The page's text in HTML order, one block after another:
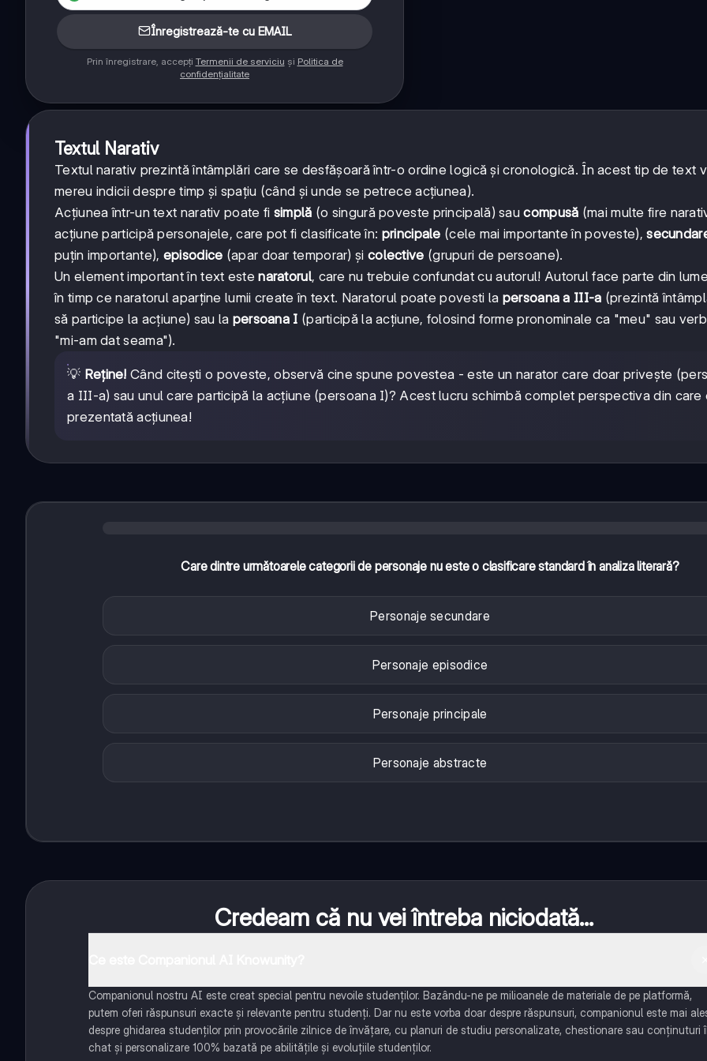
Înregistrează-te cu EMAIL
Prin înregistrare, accepți Termenii de serviciu și Politica de
confidențialitate
Textul Narativ
Textul narativ prezintă întâmplări care se desfășoară într-o ordine logică și cronologică. În acest tip de text
mereu indicii despre timp și spațiu (când și unde se petrece acțiunea).
Acțiunea într-un text narativ poate fi simplă (o singură poveste principală) saucompusă (mai multe fire
acțiune participă personajele, care pot fi clasificate în: principale (cele mai importante în poveste),
puțin importante), episodice (apar doar temporar) și colective (grupuri de persoane).
Un element important în text estenaratorul, care nu trebuie confundat cu autorul! Autorul face parte din
în timp ce naratorul aparține lumii create în text. Naratorul poate povesti la persoana a III-a (prezintă
să participe la acțiune) sau la persoana I (participă la acțiune, folosind forme pronominale ca "meu" sau
"mi-am dat seama").
💡 Reține! Când citești o poveste, observă cine spune povestea - este un narator care doar privește
a III-a) sau unul care participă la acțiune (persoana I)? Acest lucru schimbă complet perspectiva din care
prezentată acțiunea!
Care dintre următoarele categorii de personaje nu este o clasificare standard în analiza literară?
Personaje secundare
Personaje episodice
Personaje principale
Personaje abstracte
Credeam că nu vei întreba niciodată...
Companionul nostru AI este creat special pentru nevoile studenților. Bazându-ne pe milioanele de materiale de pe platformă,
putem oferi răspunsuri exacte și relevante pentru studenți. Dar nu este vorba doar despre răspunsuri, companionul este mai
despre ghidarea studenților prin provocările zilnice de învățare, cu planuri de studiu personalizate, chestionare sau conținuturi
chat și personalizare 100% bazată pe abilitățile și evoluțiile studenților.